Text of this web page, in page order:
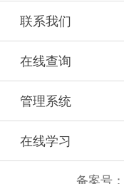
联系我们
在线查询
管理系统
在线学习
备案号：